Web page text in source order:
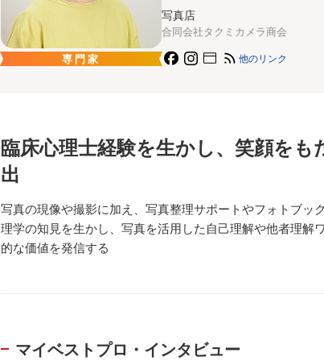
専門家
写真店
合同会社タクミカメラ商会
他のリンク
臨床心理士経験を生かし、笑顔を
出
写真の現像や撮影に加え、写真整理サポートやフォトブッ
理学の知見を生かし、写真を活用した自己理解や他者理解
的な価値を発信する
マイベストプロ・インタビュー